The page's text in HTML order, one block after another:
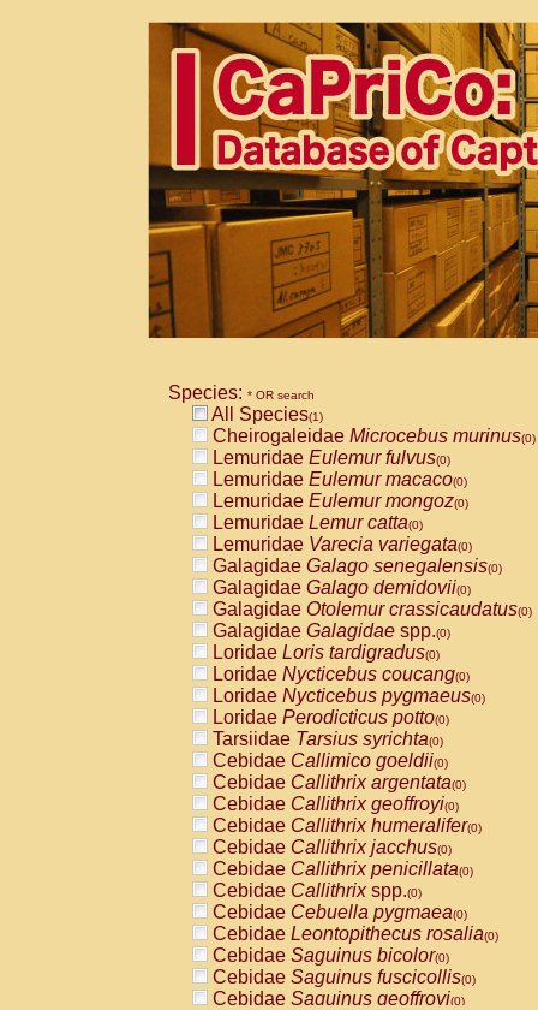
Species: * OR search
All Species(1)
Cheirogaleidae Microcebus murinus(0)
Lemuridae Eulemur fulvus(0)
Lemuridae Eulemur macaco(0)
Lemuridae Eulemur mongoz(0)
Lemuridae Lemur catta(0)
Lemuridae Varecia variegata(0)
Galagidae Galago senegalensis(0)
Galagidae Galago demidovii(0)
Galagidae Otolemur crassicaudatus(0)
Galagidae Galagidae spp.(0)
Loridae Loris tardigradus(0)
Loridae Nycticebus coucang(0)
Loridae Nycticebus pygmaeus(0)
Loridae Perodicticus potto(0)
Tarsiidae Tarsius syrichta(0)
Cebidae Callimico goeldii(0)
Cebidae Callithrix argentata(0)
Cebidae Callithrix geoffroyi(0)
Cebidae Callithrix humeralifer(0)
Cebidae Callithrix jacchus(0)
Cebidae Callithrix penicillata(0)
Cebidae Callithrixspp.(0)
Cebidae Cebuella pygmaea(0)
Cebidae Leontopithecus rosalia(0)
Cebidae Saguinus bicolor(0)
Cebidae Saguinus fuscicollis(0)
Cebidae Saguinus geoffroyi(0)